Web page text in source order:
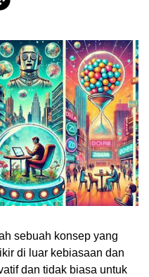
sebuah konsep yang
di luar kebiasaan dan
dan tidak biasa untuk